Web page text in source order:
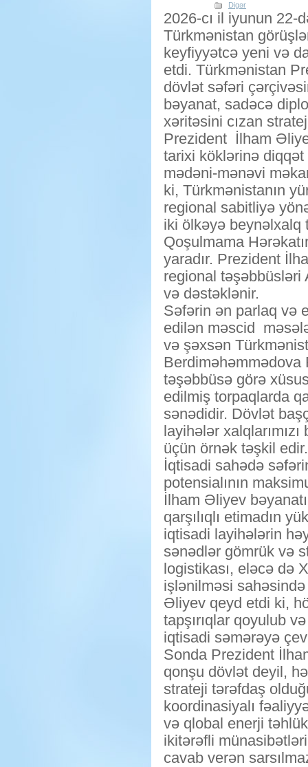
Digər
2026-cı il iyunun 22-
Türkmənistan
keyfiyyətcə yeni və
etdi. Türkmənistan
dövlət səfəri
bəyanat, sadəcə
xəritəsini cızan
Prezident İlham
tarixi köklərinə
mədəni-mənəvi
ki, Türkmənistanın
regional sabitliyə
iki ölkəyə beynəlxalq
Qoşulmama
yaradır. Prezident
regional təşəbbüsləri
və dəstəklənir.
Səfərin ən parlaq və
edilən məscid
və şəxsən
Berdiməhəmmədova
təşəbbüsə görə
edilmiş torpaqlarda
sənədidir. Dövlət
layihələr
üçün örnək təşkil edir.
İqtisadi sahədə
potensialının
İlham Əliyev
qarşılıqlı etimadın
iqtisadi layihələrin
sənədlər gömrük və
logistikası, eləcə də
işlənilməsi
Əliyev qeyd etdi ki,
tapşırıqlar qoyulub
iqtisadi səmərəyə
Sonda Prezident
qonşu dövlət deyil,
strateji tərəfdaş
koordinasiyalı
və qlobal enerji
ikitərəfli
cavab verən